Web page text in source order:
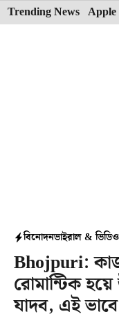
Skip
to
Trending News Apple
বিনোদনভাইরাল & ভিডিও
Bhojpuri:
রোমান্টিক
যাদব, এই